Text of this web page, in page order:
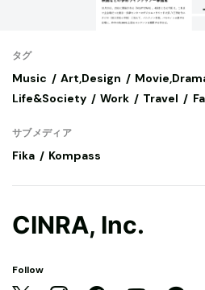
タグ
Music Art,Design
Life&Society
Work Travel
サブメディア
Fika Kompass
CINRA, Inc.
Follow